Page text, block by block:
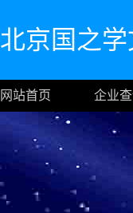
北京国之
网站首页 企业